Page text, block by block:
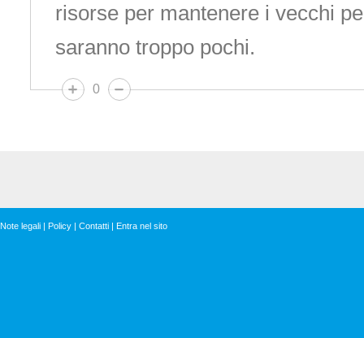
risorse per mantenere i vecchi
saranno troppo pochi.
0
Note legali | Policy | Contatti | Entra nel sito